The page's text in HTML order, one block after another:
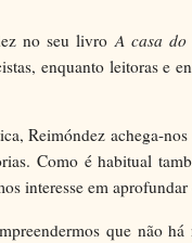
no seu livroA casa do
enquanto leitoras e
Reimóndez achega-
Como é habitual
interesse em
que não